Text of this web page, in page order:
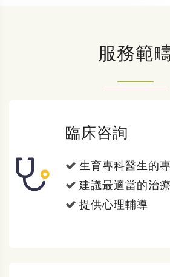
服務範
臨床咨詢
生育專科醫生的
建議最適當的治
提供心理輔導